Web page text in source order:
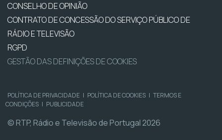
CONSELHO DE OPINIÃO
CONTRATO DE CONCESSÃO DO SERVIÇO PÚBLICO DE
RÁDIO E TELEVISÃO
RGPD
GESTÃO DAS DEFINIÇÕES DE COOKIES
POLÍTICA DE PRIVACIDADE | POLÍTICA DE COOKIES | TERMOS E
CONDIÇÕES | PUBLICIDADE
© RTP, Rádio e Televisão de Portugal 2026